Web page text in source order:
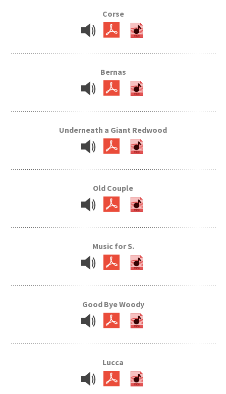
Corse
Bernas
Underneath a Giant Redwood
Old Couple
Music for S.
Good Bye Woody
Lucca